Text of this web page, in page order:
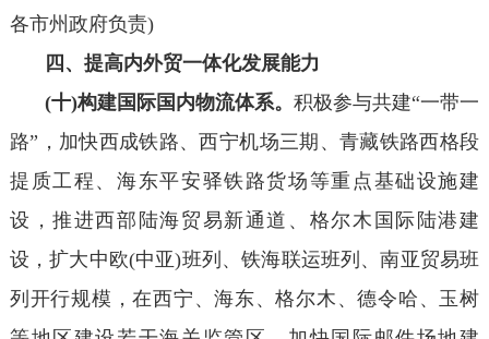
各市州政府负责)
四、提高内外贸一体化发展能力
(十)构建国际国内物流体系。积极参与共建“一带一
路”，加快西成铁路、西宁机场三期、青藏铁路西格段
提质工程、海东平安驿铁路货场等重点基础设施建
设，推进西部陆海贸易新通道、格尔木国际陆港建
设，扩大中欧(中亚)班列、铁海联运班列、南亚贸易班
列开行规模，在西宁、海东、格尔木、德令哈、玉树